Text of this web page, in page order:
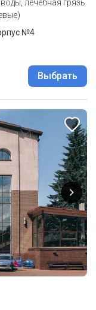
лечебная грязь
№4
Выбрать